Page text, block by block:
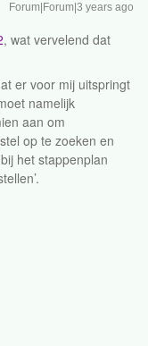
Forum|Forum|3 years ago
, wat vervelend dat
er voor mij uitspringt
namelijk
aan om
op te zoeken en
het stappenplan